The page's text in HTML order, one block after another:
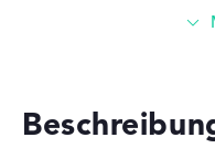
Optische Speicher